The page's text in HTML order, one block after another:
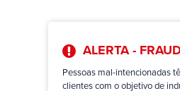
ALERTA -
Pessoas mal-intencionadas
clientes com o objetivo de